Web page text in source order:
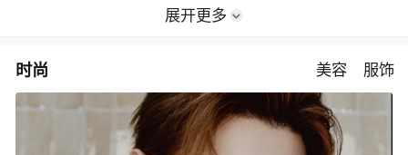
展开更多
时尚 美容 服饰